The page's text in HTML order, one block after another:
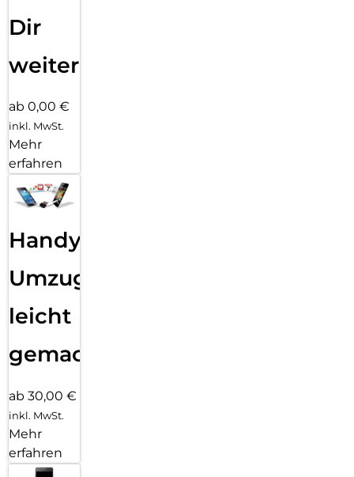
Dir
weiter
ab 0,00 €
inkl. MwSt.
Mehr
erfahren
Handy
Umzug
leicht
gemacht!
ab 30,00 €
inkl. MwSt.
Mehr
erfahren